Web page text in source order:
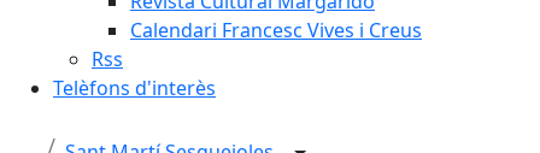
Calendari Francesc Vives i Creus
Rss
Telèfons d'interès